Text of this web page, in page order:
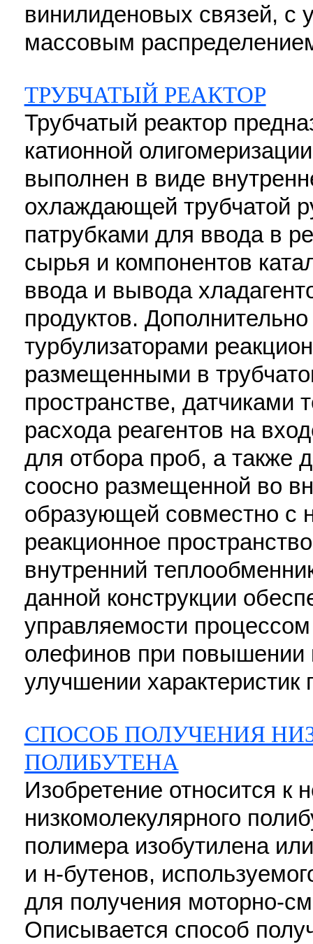
винилиденовых связей, с
массовым
ТРУБЧАТЫЙ РЕАКТОР
Трубчатый реактор
катионной
выполнен в виде
охлаждающей трубчатой
патрубками для ввода в
сырья и компонентов
ввода и вывода
продуктов.
турбулизаторами
размещенными в
пространстве, датчиками
расхода реагентов на
для отбора проб, а также
соосно размещенной во
образующей совместно с
реакционное
внутренний
данной конструкции
управляемости
олефинов при повышении
улучшении
СПОСОБ ПОЛУЧЕНИЯ
ПОЛИБУТЕНА
Изобретение относится к
низкомолекулярного
полимера изобутилена
и н-бутенов,
для получения моторно-
Описывается способ